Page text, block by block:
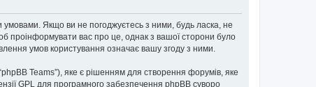
умовами. Якщо ви не погоджуєтесь з ними, будь ласка, не
проінформувати вас про це, однак з вашої сторони було
умов користування означає вашу згоду з ними.
Teams”), яке є рішенням для створення форумів, яке
GPL для програмного забезпечення phpBB суворо